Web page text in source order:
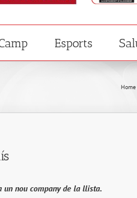
Esports
Home
un nou company de la llista.